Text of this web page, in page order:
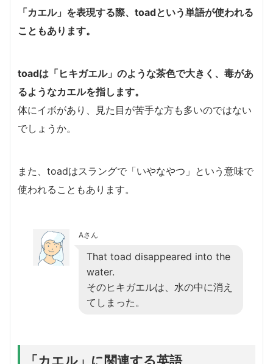
「カエル」を表現する際、toadという単語が使われる
こともあります。
toadは「ヒキガエル」のような茶色で大きく、毒があ
るようなカエルを指します。
体にイボがあり、見た目が苦手な方も多いのではない
でしょうか。
また、toadはスラングで「いやなやつ」という意味で
使われることもあります。
Aさん
That toad disappeared into the
water.
そのヒキガエルは、水の中に消え
てしまった。
「カエル」に関連する英語